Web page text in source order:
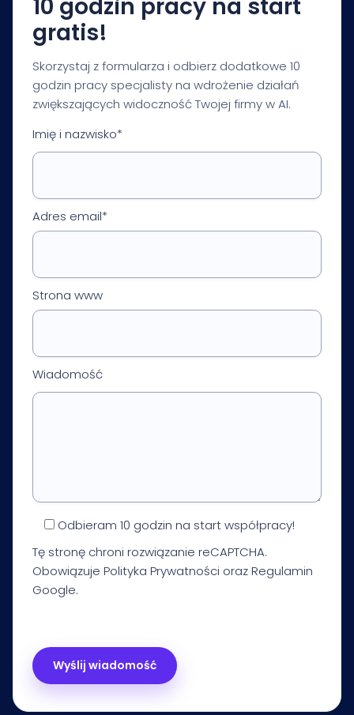
10 godzin pracy na start
gratis!
Skorzystaj z formularza i odbierz dodatkowe 10
godzin pracy specjalisty na wdrożenie działań
zwiększających widoczność Twojej firmy w AI.
Imię i nazwisko*
Adres email*
Strona www
Wiadomość
Odbieram 10 godzin na start współpracy!
Tę stronę chroni rozwiązanie reCAPTCHA.
Obowiązuje Polityka Prywatności orazRegulamin
Google.